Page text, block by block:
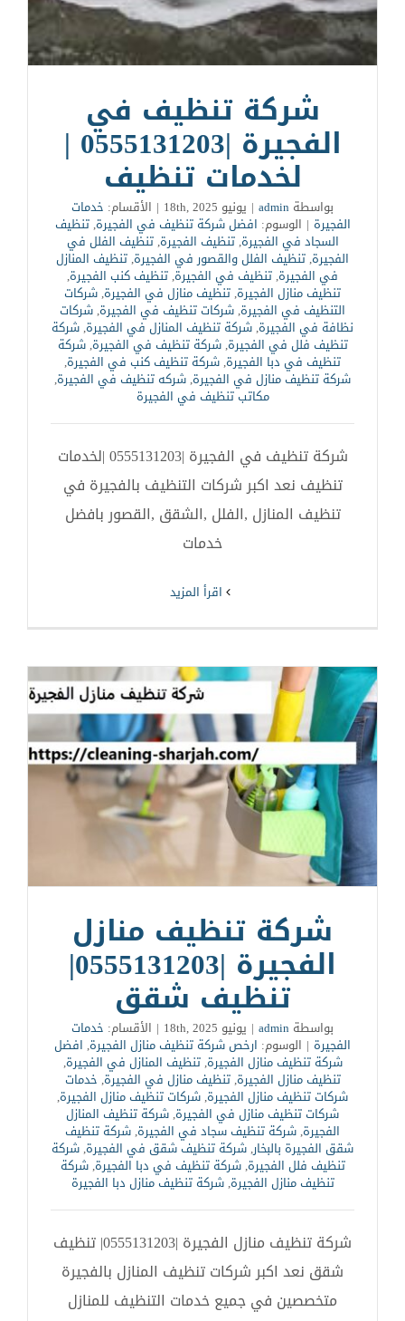
شركة تنظيف في
الفجيرة |0555131203 |
لخدمات تنظيف
بواسطة admin
| يونيو 18th, 2025 | الأقسام: خدمات
الفجيرة | الوسوم: افضل شركة تنظيف في الفجيرة,تنظيف
السجاد في الفجيرة,تنظيف الفجيرة,تنظيف الفلل في
الفجيرة,تنظيف الفلل والقصور في الفجيرة,تنظيف المنازل
في الفجيرة,تنظيف في الفجيرة,تنظيف كنب الفجيرة,
تنظيف منازل الفجيرة,تنظيف منازل في الفجيرة,شركات
التنظيف في الفجيرة,شركات تنظيف في الفجيرة,شركات
نظافة في الفجيرة,شركة تنظيف المنازل في الفجيرة,شركة
تنظيف فلل في الفجيرة,شركة تنظيف في الفجيرة,شركة
تنظيف في دبا الفجيرة,شركة تنظيف كنب في الفجيرة,
شركة تنظيف منازل في الفجيرة,شركه تنظيف في الفجيرة,
مكاتب تنظيف في الفجيرة
شركة تنظيف في الفجيرة |0555131203 |لخدمات
تنظيف نعد اكبر شركات التنظيف بالفجيرة في
تنظيف المنازل ,الفلل ,الشقق ,القصور بافضل
خدمات
شركة تنظيف منازل
الفجيرة |0555131203|
تنظيف شقق
بواسطة admin
| يونيو 18th, 2025 | الأقسام: خدمات
الفجيرة | الوسوم: ارخص شركة تنظيف منازل الفجيرة, افضل
شركة تنظيف منازل الفجيرة,تنظيف المنازل في الفجيرة,
تنظيف منازل الفجيرة,تنظيف منازل في الفجيرة, خدمات
شركات تنظيف منازل الفجيرة,شركات تنظيف منازل الفجيرة,
شركات تنظيف منازل في الفجيرة,شركة تنظيف المنازل
الفجيرة,شركة تنظيف سجاد في الفجيرة,شركة تنظيف
شقق الفجيرة بالبخار,شركة تنظيف شقق في الفجيرة,شركة
تنظيف فلل الفجيرة,شركة تنظيف في دبا الفجيرة,شركة
تنظيف منازل الفجيرة,شركة تنظيف منازل دبا الفجيرة
شركة تنظيف منازل الفجيرة |0555131203| تنظيف
شقق نعد اكبر شركات تنظيف المنازل بالفجيرة
متخصصين في جميع خدمات التنظيف للمنازل